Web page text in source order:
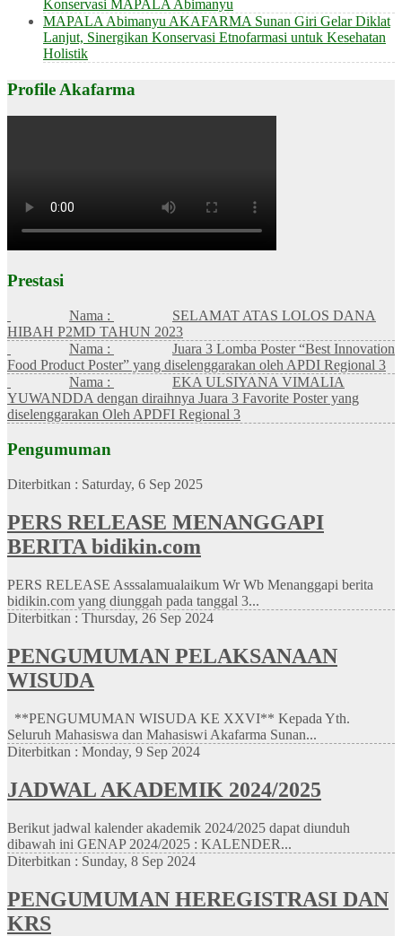
Konservasi MAPALA Abimanyu
MAPALA Abimanyu AKAFARMA Sunan Giri Gelar Diklat
Lanjut, Sinergikan Konservasi Etnofarmasi untuk Kesehatan
Holistik
Profile Akafarma
Prestasi
Nama :
SELAMAT ATAS LOLOS DANA
HIBAH P2MD TAHUN 2023
Nama :
Juara 3 Lomba Poster “Best Innovation
Food Product Poster” yang diselenggarakan oleh APDI Regional 3
Nama :
EKA ULSIYANA VIMALIA
YUWANDDA dengan diraihnya Juara 3 Favorite Poster yang
diselenggarakan Oleh APDFI Regional 3
Pengumuman
Diterbitkan : Saturday, 6 Sep 2025
PERS RELEASE MENANGGAPI
BERITA bidikin.com
PERS RELEASE Asssalamualaikum Wr Wb Menanggapi berita
bidikin.com yang diunggah pada tanggal 3...
Diterbitkan : Thursday, 26 Sep 2024
PENGUMUMAN PELAKSANAAN
WISUDA
**PENGUMUMAN WISUDA KE XXVI** Kepada Yth.
Seluruh Mahasiswa dan Mahasiswi Akafarma Sunan...
Diterbitkan : Monday, 9 Sep 2024
JADWAL AKADEMIK 2024/2025
Berikut jadwal kalender akademik 2024/2025 dapat diunduh
dibawah ini GENAP 2024/2025 : KALENDER...
Diterbitkan : Sunday, 8 Sep 2024
PENGUMUMAN HEREGISTRASI DAN
KRS